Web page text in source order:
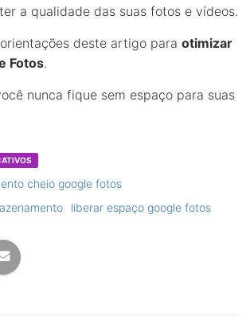
a qualidade das suas fotos e vídeos.
deste artigo para otimizar
Fotos.
nunca fique sem espaço para suas
cheio google fotos
liberar espaço google fotos